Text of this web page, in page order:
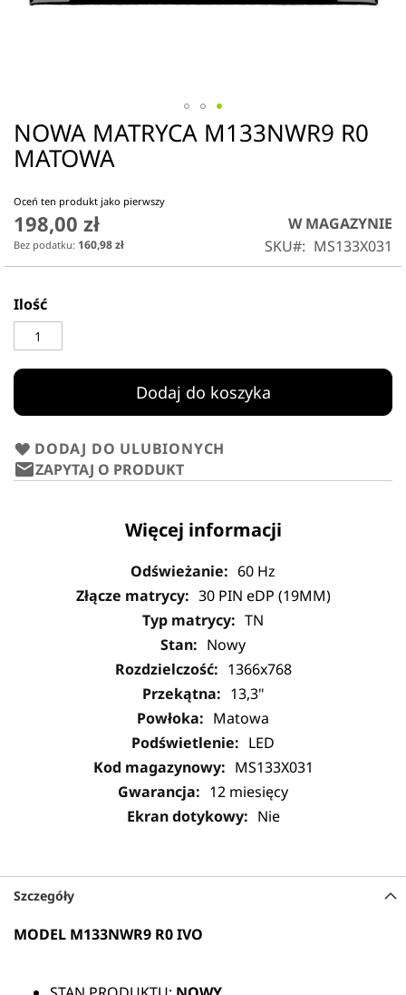
Przejdź
na
początek
NOWA MATRYCA M133NWR9 R0
MATOWA
Oceń ten produkt jako pierwszy
198,00 zł
160,98 zł
W MAGAZYNIE
SKU
MS133X031
Ilość
Dodaj do koszyka
DODAJ DO ULUBIONYCH
ZAPYTAJ O PRODUKT
Więcej informacji
60 Hz
30 PIN eDP (19MM)
TN
Nowy
1366x768
13,3"
Matowa
LED
MS133X031
12 miesięcy
Nie
Szczegóły
MODEL M133NWR9 R0 IVO